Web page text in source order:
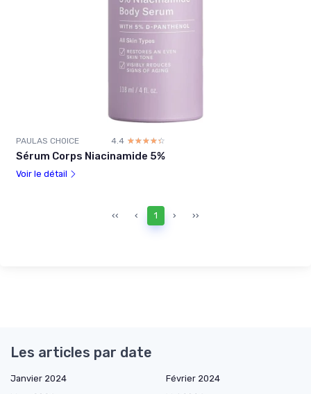
PAULAS CHOICE 4.4 ☆☆☆☆☆
★★★★★
Sérum Corps Niacinamide 5%
Voir le détail
‹‹ ‹ 1 › ››
Les articles par date
Janvier 2024
Février 2024